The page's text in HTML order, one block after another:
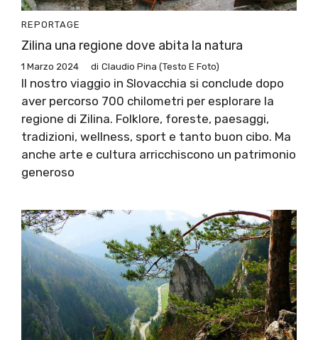
REPORTAGE
Zilina una regione dove abita la natura
1 Marzo 2024 di Claudio Pina (testo E Foto)
Il nostro viaggio in Slovacchia si conclude dopo
aver percorso 700 chilometri per esplorare la
regione di Zilina. Folklore, foreste, paesaggi,
tradizioni, wellness, sport e tanto buon cibo. Ma
anche arte e cultura arricchiscono un patrimonio
generoso